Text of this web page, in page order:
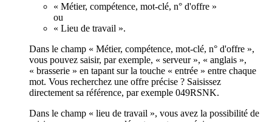
« Métier, compétence, mot-clé, n° d'offre »
ou
« Lieu de travail ».
Dans le champ « Métier, compétence, mot-clé, n° d'offre »,
vous pouvez saisir, par exemple, « serveur », « anglais »,
« brasserie » en tapant sur la touche « entrée » entre chaque
mot. Vous recherchez une offre précise ? Saisissez
directement sa référence, par exemple 049RSNK.
Dans le champ « lieu de travail », vous avez la possibilité de